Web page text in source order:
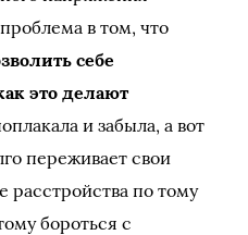
в том, что
себе
это делают
и забыла, а вот
переживает свои
расстройства по тому
бороться с